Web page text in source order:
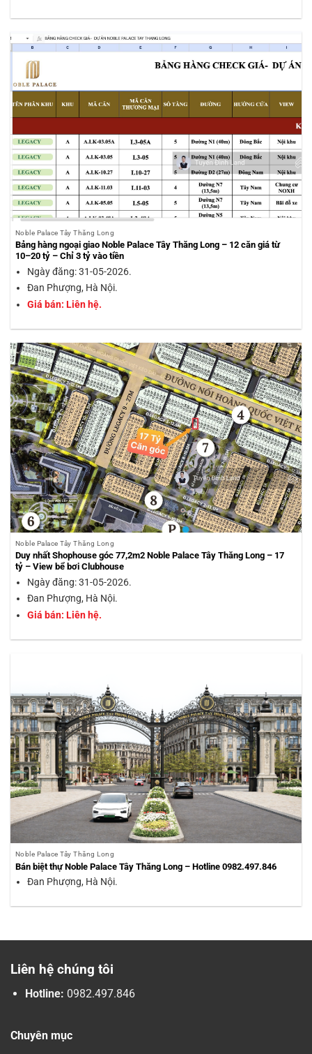
Noble Palace Tây Thăng Long
Bảng hàng ngoại giao Noble Palace Tây Thăng Long – 12 căn giá từ
10–20 tỷ – Chỉ 3 tỷ vào tiền
Ngày đăng: 31-05-2026.
Đan Phượng, Hà Nội.
Giá bán: Liên hệ.
Noble Palace Tây Thăng Long
Duy nhất Shophouse góc 77,2m2 Noble Palace Tây Thăng Long – 17
tỷ – View bể bơi Clubhouse
Ngày đăng: 31-05-2026.
Đan Phượng, Hà Nội.
Giá bán: Liên hệ.
Noble Palace Tây Thăng Long
Bán biệt thự Noble Palace Tây Thăng Long – Hotline 0982.497.846
Đan Phượng, Hà Nội.
Liên hệ chúng tôi
Hotline: 0982.497.846
Chuyên mục